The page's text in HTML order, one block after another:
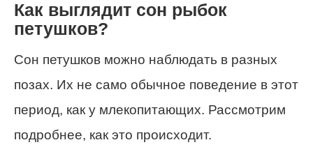
Как выглядит сон рыбок
петушков?
Сон петушков можно наблюдать в разных
позах. Их не само обычное поведение в этот
период, как у млекопитающих. Рассмотрим
подробнее, как это происходит.